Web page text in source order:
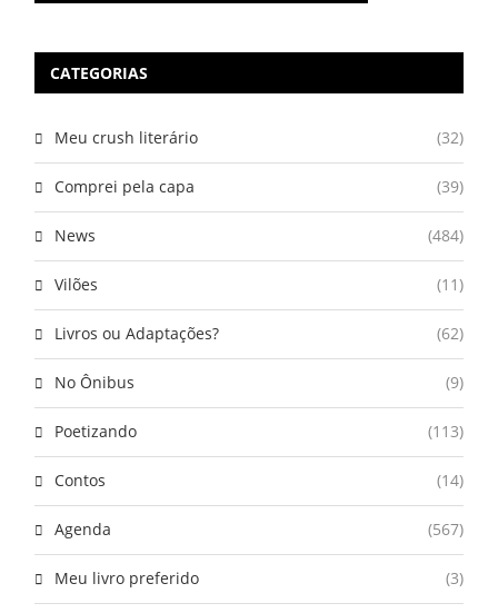
CATEGORIAS
Meu crush literário (32)
Comprei pela capa (39)
News (484)
Vilões (11)
Livros ou Adaptações? (62)
No Ônibus (9)
Poetizando (113)
Contos (14)
Agenda (567)
Meu livro preferido (3)